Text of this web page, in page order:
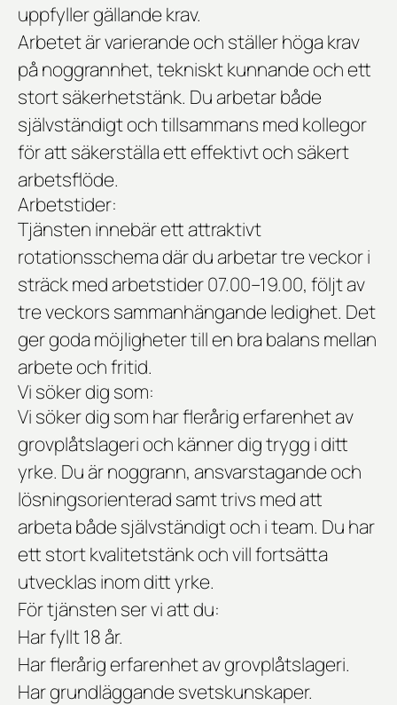
uppfyller gällande krav.
Arbetet är varierande och ställer höga krav
på noggrannhet, tekniskt kunnande och ett
stort säkerhetstänk. Du arbetar både
självständigt och tillsammans med kollegor
för att säkerställa ett effektivt och säkert
arbetsflöde.
Arbetstider:
Tjänsten innebär ett attraktivt
rotationsschema där du arbetartre veckor i
sträckmed arbetstider07.00–19.00, följt av
tre veckors sammanhängande ledighet. Det
ger goda möjligheter till en bra balans mellan
arbete och fritid.
Vi söker dig som:
Vi söker dig som har flerårig erfarenhet av
grovplåtslageri och känner dig trygg i ditt
yrke. Du är noggrann, ansvarstagande och
lösningsorienterad samt trivs med att
arbeta både självständigt och i team. Du har
ett stort kvalitetstänk och vill fortsätta
utvecklas inom ditt yrke.
För tjänsten ser vi att du:
Har fyllt 18 år.
Har flerårig erfarenhet av grovplåtslageri.
Har grundläggande svetskunskaper.